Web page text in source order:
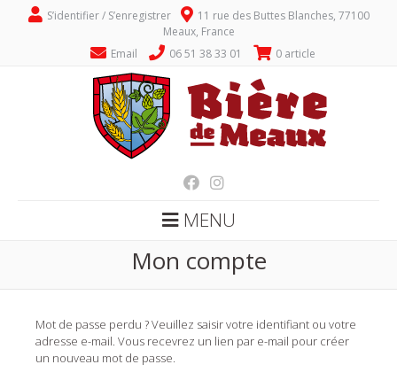
S’identifier / S’enregistrer
11 rue des Buttes Blanches, 77100
Meaux, France
Email
06 51 38 33 01 0 article
MENU
Mon compte
Mot de passe perdu ? Veuillez saisir votre identifiant ou votre
adresse e-mail. Vous recevrez un lien par e-mail pour créer
un nouveau mot de passe.